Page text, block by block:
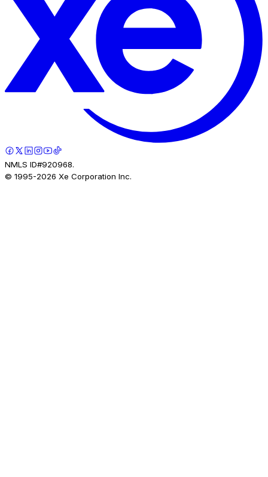
NMLS ID#920968.
© 1995-2026 Xe Corporation Inc.